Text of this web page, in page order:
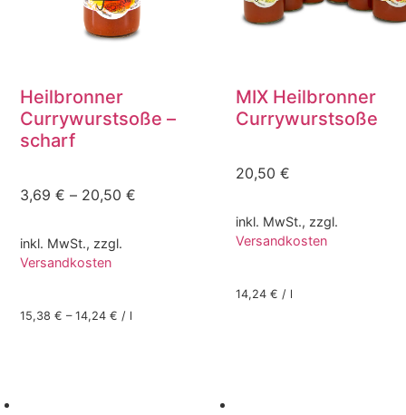
Heilbronner
Currywurstsoße –
scharf
3,69 € – 20,50 €
inkl. MwSt., zzgl.
Versandkosten
15,38 € – 14,24 € / l
MIX Heilbronner
Currywurstsoße
20,50 €
inkl. MwSt., zzgl.
Versandkosten
14,24 € / l